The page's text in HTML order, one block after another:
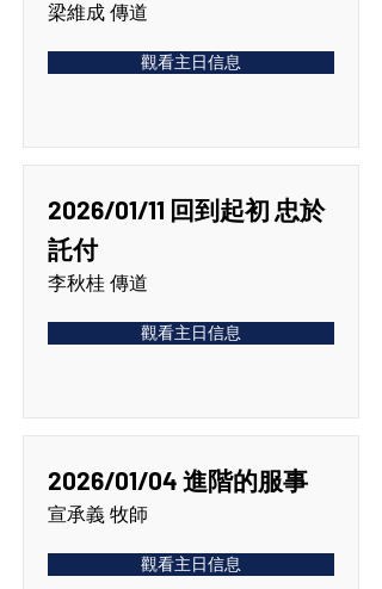
梁維成 傳道
觀看主日信息
2026/01/11 回到起初 忠於
託付
李秋桂 傳道
觀看主日信息
2026/01/04 進階的服事
宣承義 牧師
觀看主日信息